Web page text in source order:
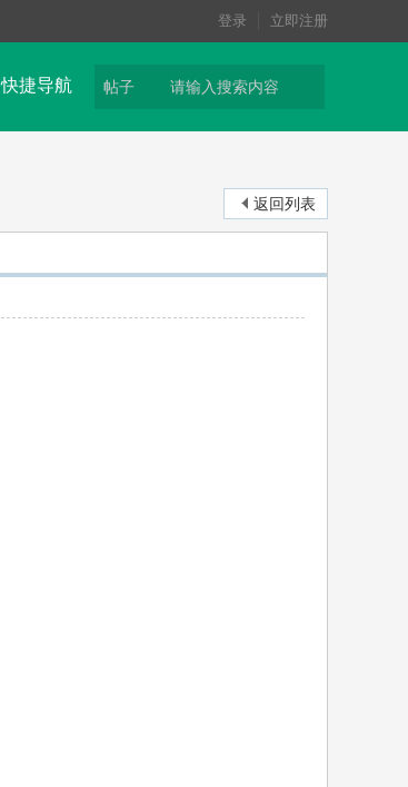
登录 立即注册
帖子
快捷导航
返回列表